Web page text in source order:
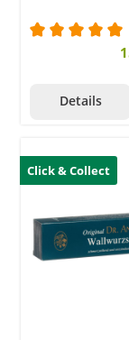
Details
Click & Collect